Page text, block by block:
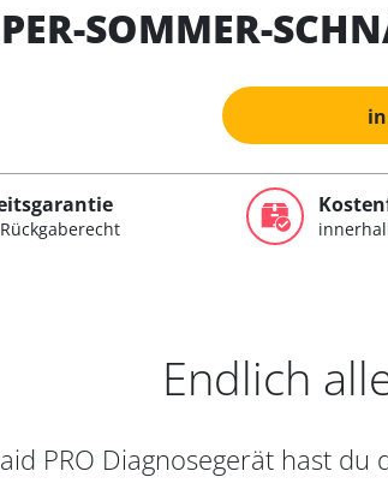
SOMMER-
Endlich
PRO Diagnosegerät hast